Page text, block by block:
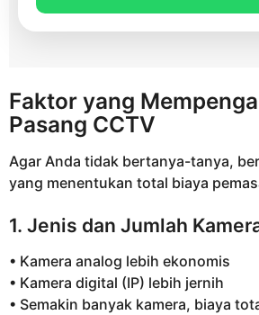
Faktor yang
Pasang CCTV
Agar Anda tidak bertanya-tanya,
yang menentukan total biaya
1. Jenis dan Jumlah
• Kamera analog lebih ekonomis
• Kamera digital (IP) lebih jernih
• Semakin banyak kamera, biaya